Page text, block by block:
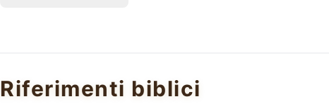
Riferimenti biblici